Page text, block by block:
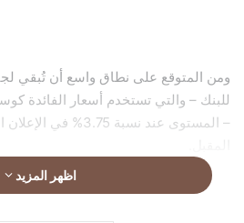
ومن المتوقع على نطاق واسع أن تُبقي
للبنك – والتي تستخدم أسعار الفائدة
– المستوى عند نسبة
اظهر المزيد